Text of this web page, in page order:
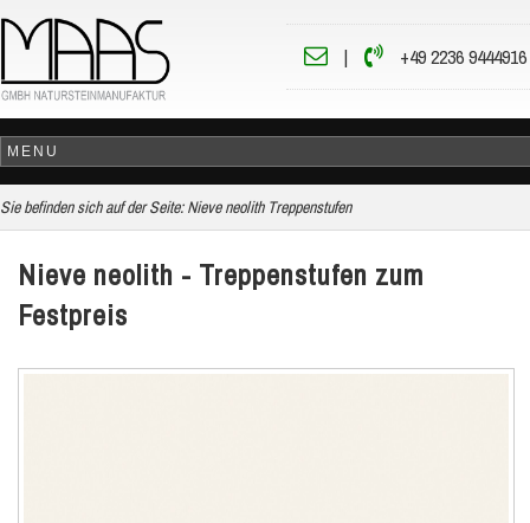
| +49 2236 9444916
Sie befinden sich auf der Seite: Nieve neolith Treppenstufen
Nieve neolith - Treppenstufen zum
Festpreis